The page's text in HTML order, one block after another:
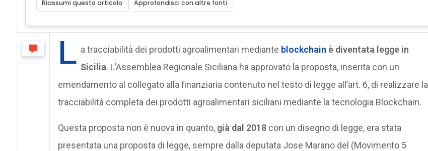
Riassumi questo articolo Approfondisci con altre fonti
L a tracciabilità dei prodotti agroalimentari mediante blockchain è diventata legge in
Sicilia. L’Assemblea Regionale Siciliana ha approvato la proposta, inserita con un
emendamento al collegato alla finanziaria contenuto nel testo di legge all’art. 6, di realizzare la
tracciabilità completa dei prodotti agroalimentari siciliani mediante la tecnologia Blockchain.
Questa proposta non è nuova in quanto, già dal 2018con un disegno di legge, era stata
presentata una proposta di legge, sempre dalla deputata Jose Marano del (Movimento 5